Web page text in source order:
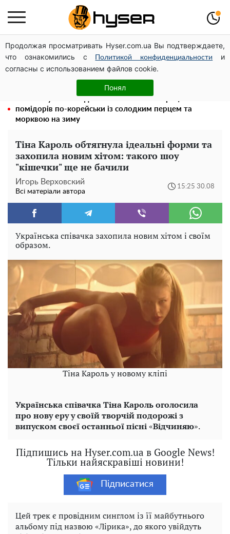
Продолжая просматривать Hyser.com.ua Вы подтверждаете,
что ознакомились с
Политикой конфиденциальности
и
согласны с использованием файлов cookie.
Понял
Повністю гола Анна Трінчер блиснула "принадами":
таких розмірів ви ще не бачили
Швидка смакота на кожен день: рецепт маринованої
закуски з баклажанів з овочами
помідорів по-корейськи із солодким перцем та
морквою на зиму
Тіна Кароль обтягнула ідеальні форми та
захопила новим хітом: такого шоу
"кішечки" ще не бачили
Игорь Верховский
Всі матеріали автора
15:25 30.08
Українська співачка захопила новим хітом і своїм
образом.
Тіна Кароль у новому кліпі
Українська співачка Тіна Кароль оголосила
про нову еру у своїй творчій подорожі з
випуском своєї останньої пісні«Відчиняю».
Підпишись на Hyser.com.ua в Google News!
Тільки найяскравіші новини!
Підписатися
Цей трек є провідним синглом із її майбутнього
альбому під назвою «Лірика», до якого увійдуть